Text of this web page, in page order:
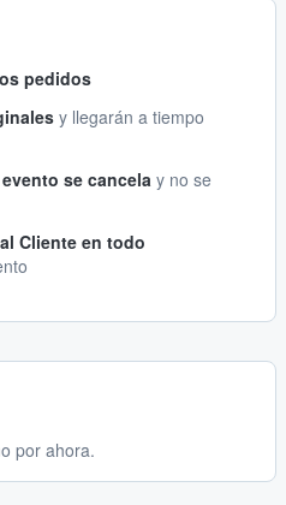
pedidos
y llegarán a tiempo
se cancela y no se
Cliente en todo
por ahora.